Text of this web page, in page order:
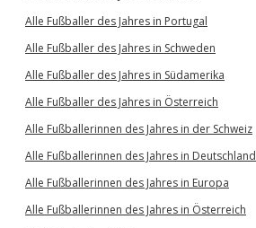
Alle Fußballer des Jahres in Portugal
Alle Fußballer des Jahres in Schweden
Alle Fußballer des Jahres in Südamerika
Alle Fußballer des Jahres in Österreich
Alle Fußballerinnen des Jahres in der Schweiz
Alle Fußballerinnen des Jahres in Deutschland
Alle Fußballerinnen des Jahres in Europa
Alle Fußballerinnen des Jahres in Österreich